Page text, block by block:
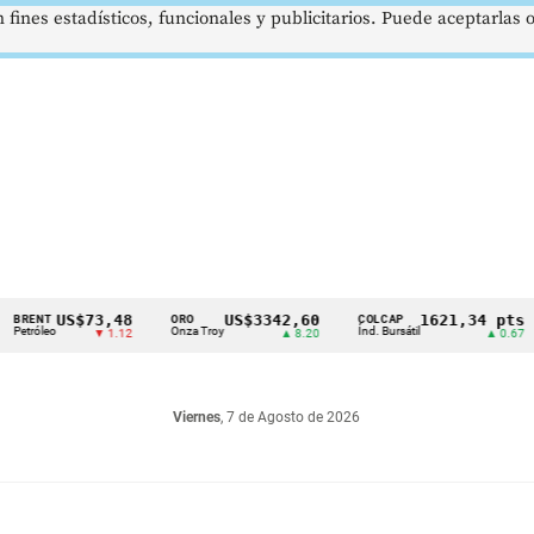
US$73,48
▼ 1.12
ORO
Onza Troy
US$3342,60 COLCAP
Índ. Bursátil
1621,34 pts
Viernes, 7 de Agosto de 2026
estadísticos, funcionales y publicitarios. Puede aceptarlas